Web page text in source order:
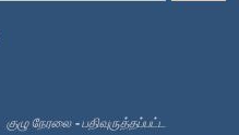
குழு நேரலை - பதிவுருத்தப்பட்ட